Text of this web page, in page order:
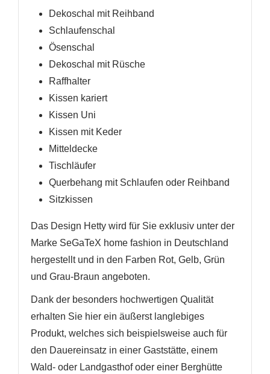
Dekoschal mit Reihband
Schlaufenschal
Ösenschal
Dekoschal mit Rüsche
Raffhalter
Kissen kariert
Kissen Uni
Kissen mit Keder
Mitteldecke
Tischläufer
Querbehang mit Schlaufen oder Reihband
Sitzkissen
Das Design Hetty wird für Sie exklusiv unter der
Marke SeGaTeX home fashion in Deutschland
hergestellt und in den Farben Rot, Gelb, Grün
und Grau-Braun angeboten.
Dank der besonders hochwertigen Qualität
erhalten Sie hier ein äußerst langlebiges
Produkt, welches sich beispielsweise auch für
den Dauereinsatz in einer Gaststätte, einem
Wald- oder Landgasthof oder einer Berghütte